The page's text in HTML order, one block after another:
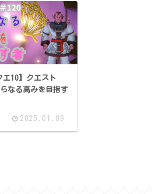
エ10】クエスト
なる高みを目指す
2025.01.09